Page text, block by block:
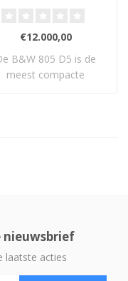
€12.000,00
B&W 805 D5 is de
meest compacte
nieuwsbrief
laatste acties